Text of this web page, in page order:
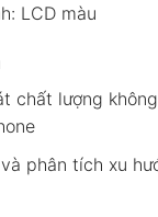
LCD màu
chất lượng
phân tích xu